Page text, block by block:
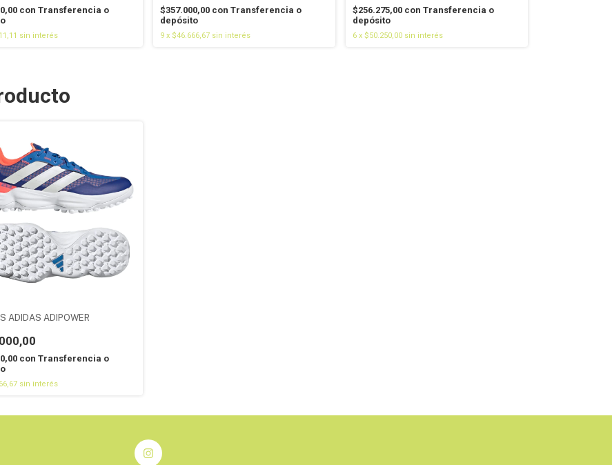
con Transferencia o
sin interés
$357.000,00 con Transferencia o
depósito
9 x $46.666,67 sin interés
$256.275,00 con Transferencia o
depósito
6 x $50.250,00 sin interés
ADIDAS ADIPOWER
con Transferencia o
sin interés